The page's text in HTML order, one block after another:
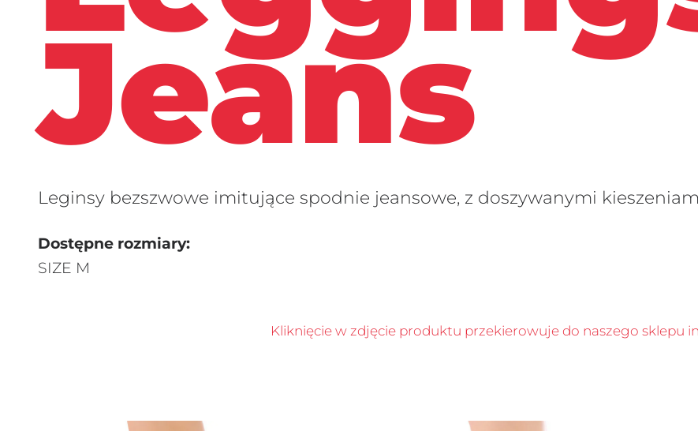
Jeans
Leginsy bezszwowe imitujące spodnie jeansowe, z doszywanymi
Dostępne rozmiary:
SIZE M
Kliknięcie w zdjęcie produktu przekierowuje do naszego sklepu